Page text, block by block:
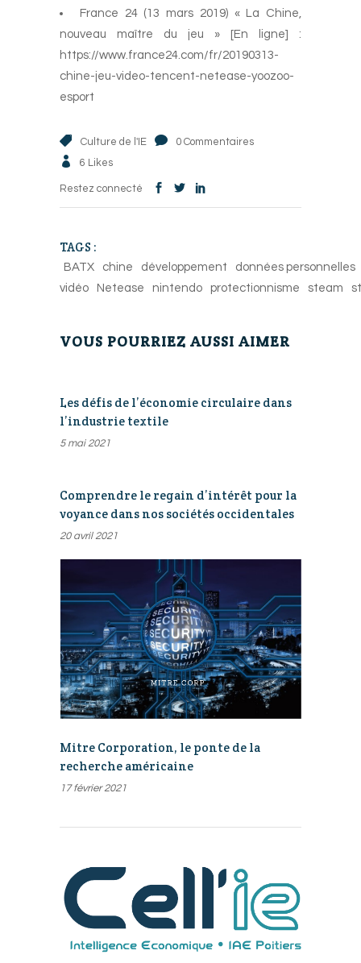
France 24 (13 mars 2019) « La Chine,
nouveau maître du jeu » [En ligne] :
https://www.france24.com/fr/20190313-
chine-jeu-video-tencent-netease-yoozoo-
esport
Culture de l'IE
0 Commentaires
6 Likes
Restez connecté
TAGS :
BATX chine développement
données personnelles
vidéo
Netease nintendo protectionnisme steam
VOUS POURRIEZ AUSSI AIMER
Les défis de l’économie circulaire dans
l’industrie textile
5 mai 2021
Comprendre le regain d’intérêt pour la
voyance dans nos sociétés occidentales
20 avril 2021
Mitre Corporation, le ponte de la
recherche américaine
17 février 2021